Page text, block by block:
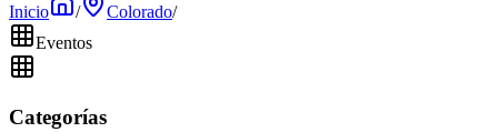
Inicio
/ Colorado/
Eventos
Categorías